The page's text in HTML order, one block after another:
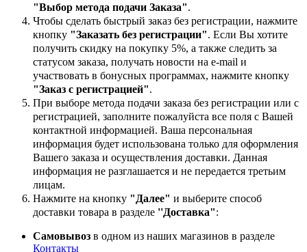
"Выбор метода подачи Заказа".
Чтобы сделать быстрый заказ без регистрации, нажмите
кнопку "Заказать без регистрации". Если Вы хотите
получить скидку на покупку 5%, а также следить за
статусом заказа, получать новости на e-mail и
участвовать в бонусных программах, нажмите кнопку
"Заказ с регистрацией".
При выборе метода подачи заказа без регистрации или с
регистрацией, заполните пожалуйста все поля с Вашей
контактной информацией. Ваша персональная
информация будет использована только для оформления
Вашего заказа и осуществления доставки. Данная
информация не разглашается и не передается третьим
лицам.
Нажмите на кнопку "Далее" и выберите способ
доставки товара в разделе ''Доставка":
Самовывоз в одном из наших магазинов в разделе
Контакты